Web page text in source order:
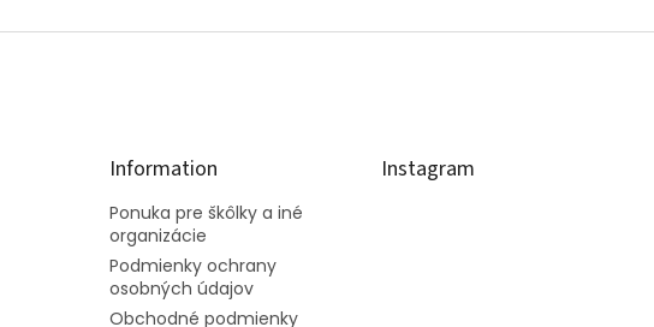
Information
Ponuka pre škôlky a iné
organizácie
Podmienky ochrany
osobných údajov
Obchodné podmienky
Instagram